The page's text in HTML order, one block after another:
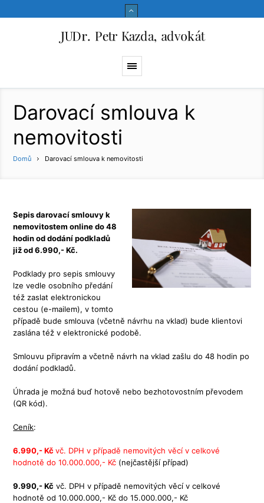
Darovací smlouva k
nemovitosti
Domů Darovací smlouva k nemovitosti
Sepis darovací smlouvy k
nemovitostem online do 48
hodin od dodání podkladů
již od 6.990,- Kč.
Podklady pro sepis smlouvy
lze vedle osobního předání
též zaslat elektronickou
cestou (e-mailem), v tomto
případě bude smlouva (včetně návrhu na vklad) bude klientovi
zaslána též v elektronické podobě.
Smlouvu připravím a včetně návrh na vklad zašlu do 48 hodin po
dodání podkladů.
Úhrada je možná buď hotově nebo bezhotovostním převodem
(QR kód).
Ceník:
6.990,- Kčvč. DPH v případě nemovitých věcí v celkové
hodnotě do 10.000.000,- Kč (nejčastější případ)
9.990,- Kč vč. DPH v případě nemovitých věcí v celkové
hodnotě od 10.000.000,- Kč do 15.000.000,- Kč